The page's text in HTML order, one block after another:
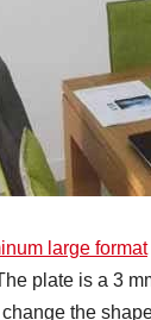
large format
plate is a 3
the